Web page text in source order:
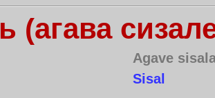
(агава
Agave
Sisal